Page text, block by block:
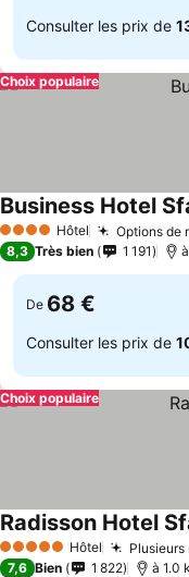
Consulter les prix de
Choix populaire
4 Étoiles Hôtel Options de
Business Hotel
8,3 Très bien 1 191
De 68 €
Consulter les prix de
Choix populaire
5 Étoiles Hôtel
Radisson Hotel
7,6 Bien 1 822 à 1.0